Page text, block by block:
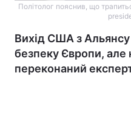
Політолог пояснив, що
Вихід США з
безпеку Європи,
переконаний